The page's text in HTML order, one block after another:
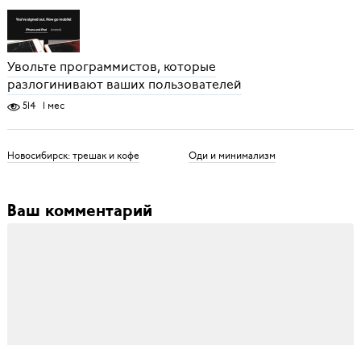
Увольте программистов, которые
разлогинивают ваших пользователей
514 1 мес
Новосибирск: трешак и кофе Оди и минимализм
Ваш комментарий